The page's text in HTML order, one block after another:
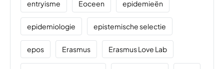
entryisme Eoceen epidemieën
epidemiologie epistemische selectie
epos Erasmus Erasmus Love Lab